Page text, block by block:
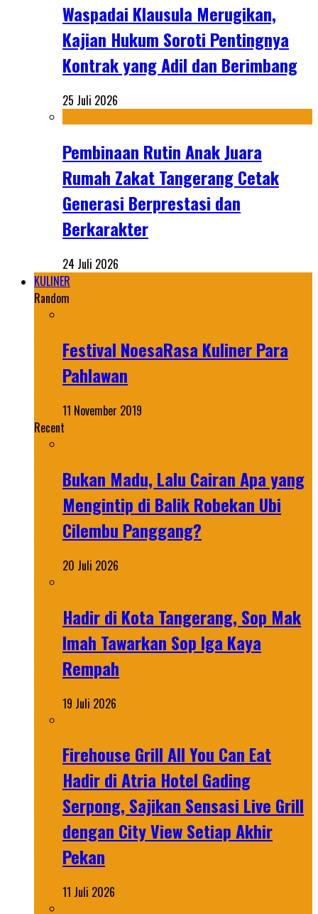
Waspadai Klausula Merugikan,
Kajian Hukum Soroti Pentingnya
Kontrak yang Adil dan Berimbang
25 Juli 2026
Pembinaan Rutin Anak Juara
Rumah Zakat Tangerang Cetak
Generasi Berprestasi dan
Berkarakter
24 Juli 2026
KULINER
Random
Festival NoesaRasa Kuliner Para
Pahlawan
11 November 2019
Recent
Bukan Madu, Lalu Cairan Apa yang
Mengintip di Balik Robekan Ubi
Cilembu Panggang?
20 Juli 2026
Hadir di Kota Tangerang, Sop Mak
Imah Tawarkan Sop Iga Kaya
Rempah
19 Juli 2026
Firehouse Grill All You Can Eat
Hadir di Atria Hotel Gading
Serpong, Sajikan Sensasi Live Grill
dengan City View Setiap Akhir
Pekan
11 Juli 2026